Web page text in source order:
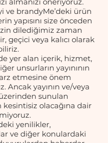
ve brandyMe’deki ürün
yapısını size önceden
dilediğimiz zaman
geçici veya kalıcı olarak
yer alan içerik, hizmet,
unsurların yayınının
etmesine önem
Ancak yayının ve/veya
sunulan
olacağına dair
yenilikler,
ve diğer konulardaki